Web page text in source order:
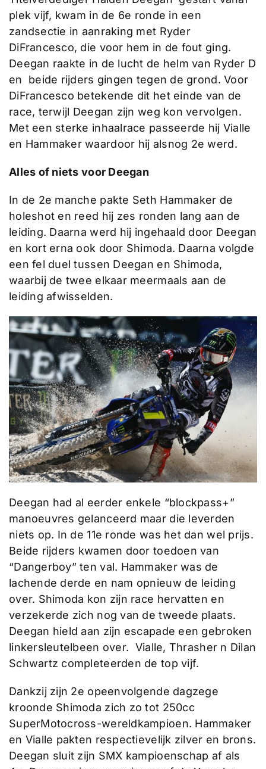
plek vijf, kwam in de 6e ronde in een
zandsectie in aanraking met Ryder
DiFrancesco, die voor hem in de fout ging.
Deegan raakte in de lucht de helm van Ryder D
en beide rijders gingen tegen de grond. Voor
DiFrancesco betekende dit het einde van de
race, terwijl Deegan zijn weg kon vervolgen.
Met een sterke inhaalrace passeerde hij Vialle
en Hammaker waardoor hij alsnog 2e werd.
Alles of niets voor Deegan
In de 2e manche pakte Seth Hammaker de
holeshot en reed hij zes ronden lang aan de
leiding. Daarna werd hij ingehaald door Deegan
en kort erna ook door Shimoda. Daarna volgde
een fel duel tussen Deegan en Shimoda,
waarbij de twee elkaar meermaals aan de
leiding afwisselden.
Deegan had al eerder enkele “blockpass+”
manoeuvres gelanceerd maar die leverden
niets op. In de 11e ronde was het dan wel prijs.
Beide rijders kwamen door toedoen van
“Dangerboy” ten val. Hammaker was de
lachende derde en nam opnieuw de leiding
over. Shimoda kon zijn race hervatten en
verzekerde zich nog van de tweede plaats.
Deegan hield aan zijn escapade een gebroken
linkersleutelbeen over. Vialle, Thrasher n Dilan
Schwartz completeerden de top vijf.
Dankzij zijn 2e opeenvolgende dagzege
kroonde Shimoda zich zo tot 250cc
SuperMotocross-wereldkampioen. Hammaker
en Vialle pakten respectievelijk zilver en brons.
Deegan sluit zijn SMX kampioenschap af als